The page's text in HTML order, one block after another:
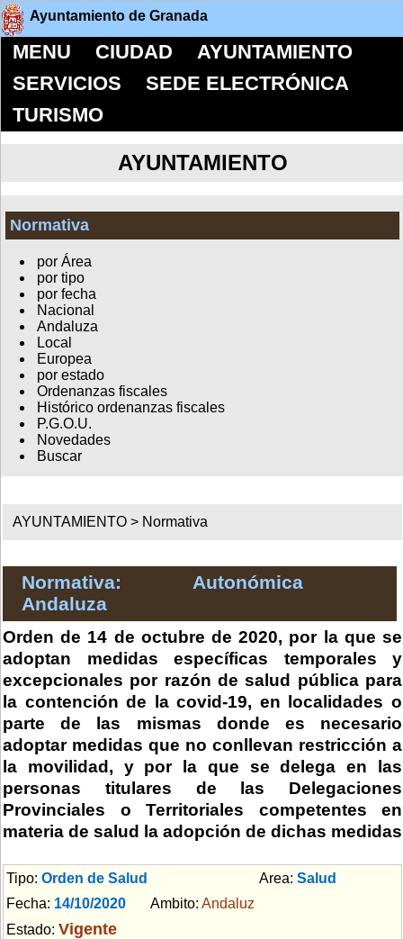
Ayuntamiento de Granada
MENU CIUDAD
AYUNTAMIENTO
SERVICIOS
SEDE ELECTRÓNICA
TURISMO
AYUNTAMIENTO
Normativa
por Área
por tipo
por fecha
Nacional
Andaluza
Local
Europea
por estado
Ordenanzas fiscales
Histórico ordenanzas fiscales
P.G.O.U.
Novedades
Buscar
AYUNTAMIENTO > Normativa
Normativa: Autonómica
Andaluza
Orden de 14 de octubre de 2020, por la que se
adoptan medidas específicas temporales y
excepcionales por razón de salud pública para
la contención de la covid-19, en localidades o
parte de las mismas donde es necesario
adoptar medidas que no conllevan restricción a
la movilidad, y por la que se delega en las
personas titulares de las Delegaciones
Provinciales o Territoriales competentes en
materia de salud la adopción de dichas medidas
Tipo: Orden de Salud Area: Salud
Fecha: 14/10/2020 Ambito: Andaluz
Estado: Vigente